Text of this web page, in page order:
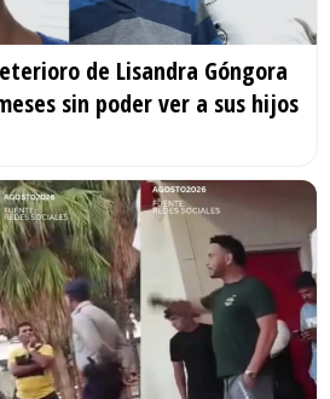
de Lisandra Góngora
sin poder ver a sus hijos